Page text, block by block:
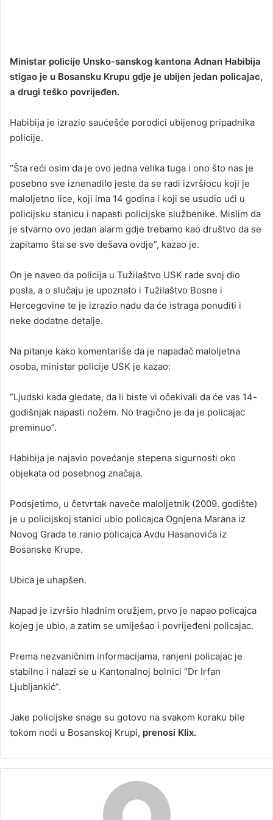
Ministar policije Unsko-sanskog kantona Adnan Habibija
stigao je u Bosansku Krupu gdje je ubijen jedan policajac,
a drugi teško povrijeđen.
Habibija je izrazio saućešće porodici ubijenog pripadnika
policije.
“Šta reći osim da je ovo jedna velika tuga i ono što nas je
posebno sve iznenadilo jeste da se radi izvršiocu koji je
maloljetno lice, koji ima 14 godina i koji se usudio ući u
policijsku stanicu i napasti policijske službenike. Mislim da
je stvarno ovo jedan alarm gdje trebamo kao društvo da se
zapitamo šta se sve dešava ovdje”, kazao je.
On je naveo da policija u Tužilaštvo USK rade svoj dio
posla, a o slučaju je upoznato i Tužilaštvo Bosne i
Hercegovine te je izrazio nadu da će istraga ponuditi i
neke dodatne detalje.
Na pitanje kako komentariše da je napadač maloljetna
osoba, ministar policije USK je kazao:
“Ljudski kada gledate, da li biste vi očekivali da će vas 14-
godišnjak napasti nožem. No tragično je da je policajac
preminuo”.
Habibija je najavio povećanje stepena sigurnosti oko
objekata od posebnog značaja.
Podsjetimo, u četvrtak naveče maloljetnik (2009. godište)
je u policijskoj stanici ubio policajca Ognjena Marana iz
Novog Grada te ranio policajca Avdu Hasanovića iz
Bosanske Krupe.
Ubica je uhapšen.
Napad je izvršio hladnim oružjem, prvo je napao policajca
kojeg je ubio, a zatim se umiješao i povrijeđeni policajac.
Prema nezvaničnim informacijama, ranjeni policajac je
stabilno i nalazi se u Kantonalnoj bolnici “Dr Irfan
Ljubljankić”.
Jake policijske snage su gotovo na svakom koraku bile
tokom noći u Bosanskoj Krupi, prenosi Klix.